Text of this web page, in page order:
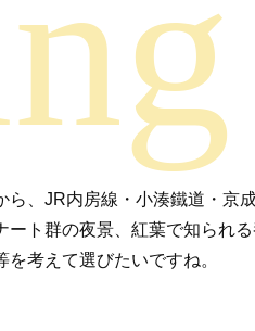
、JR内房線・小湊鐵道・京
ト群の夜景、紅葉で知られる
考えて選びたいですね。